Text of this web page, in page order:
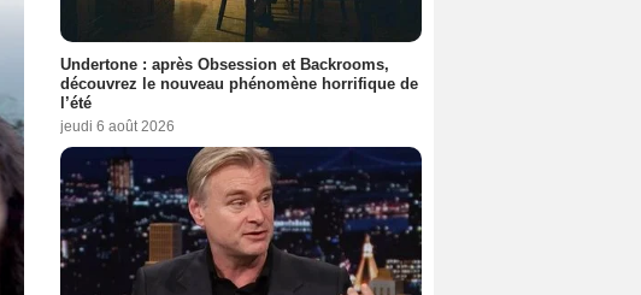
Undertone : après Obsession et Backrooms,
découvrez le nouveau phénomène horrifique de
l’été
jeudi 6 août 2026